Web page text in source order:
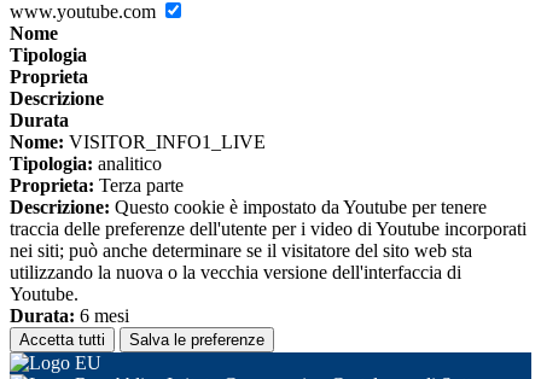
www.youtube.com
Nome
Tipologia
Proprieta
Descrizione
Durata
Nome: VISITOR_INFO1_LIVE
Tipologia: analitico
Proprieta: Terza parte
Descrizione: Questo cookie è impostato da Youtube per tenere
traccia delle preferenze dell'utente per i video di Youtube incorporati
nei siti; può anche determinare se il visitatore del sito web sta
utilizzando la nuova o la vecchia versione dell'interfaccia di
Youtube.
Durata: 6 mesi
Accetta tutti Salva le preferenze